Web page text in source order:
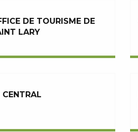
DE TOURISME DE
LARY
CENTRAL